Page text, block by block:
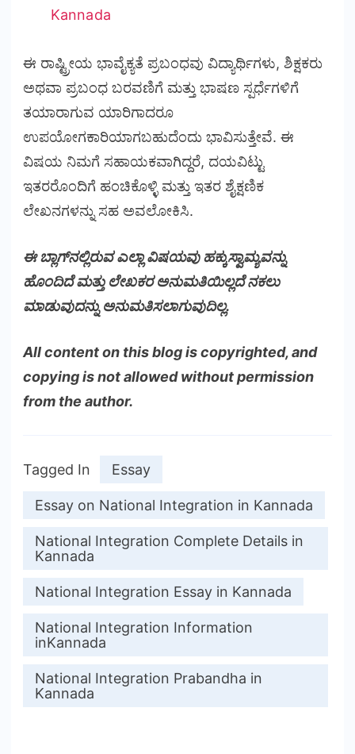
Kannada
ಈ ರಾಷ್ಟ್ರೀಯ ಭಾವೈಕ್ಯತೆ ಪ್ರಬಂಧವು ವಿದ್ಯಾರ್ಥಿಗಳು, ಶಿಕ್ಷಕರು
ಅಥವಾ ಪ್ರಬಂಧ ಬರವಣಿಗೆ ಮತ್ತು ಭಾಷಣ ಸ್ಪರ್ಧೆಗಳಿಗೆ
ತಯಾರಾಗುವ ಯಾರಿಗಾದರೂ
ಉಪಯೋಗಕಾರಿಯಾಗಬಹುದೆಂದು ಭಾವಿಸುತ್ತೇವೆ. ಈ
ವಿಷಯ ನಿಮಗೆ ಸಹಾಯಕವಾಗಿದ್ದರೆ, ದಯವಿಟ್ಟು
ಇತರರೊಂದಿಗೆ ಹಂಚಿಕೊಳ್ಳಿ ಮತ್ತು ಇತರ ಶೈಕ್ಷಣಿಕ
ಲೇಖನಗಳನ್ನು ಸಹ ಅವಲೋಕಿಸಿ.
ಈ ಬ್ಲಾಗ್‌ನಲ್ಲಿರುವ ಎಲ್ಲಾ ವಿಷಯವು ಹಕ್ಕುಸ್ವಾಮ್ಯವನ್ನು
ಹೊಂದಿದೆ ಮತ್ತು ಲೇಖಕರ ಅನುಮತಿಯಿಲ್ಲದೆ ನಕಲು
ಮಾಡುವುದನ್ನು ಅನುಮತಿಸಲಾಗುವುದಿಲ್ಲ.
All content on this blog is copyrighted, and
copying is not allowed without permission
from the author.
Tagged In Essay
Essay on National Integration in Kannada
National Integration Complete Details in
Kannada
National Integration Essay in Kannada
National Integration Information
inKannada
National Integration Prabandha in
Kannada